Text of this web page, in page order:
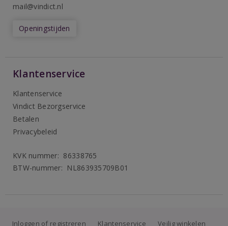
mail@vindict.nl
Openingstijden
Klantenservice
Klantenservice
Vindict Bezorgservice
Betalen
Privacybeleid
KVK nummer: 86338765
BTW-nummer: NL863935709B01
Inloggen of registreren Klantenservice
Veilig winkelen